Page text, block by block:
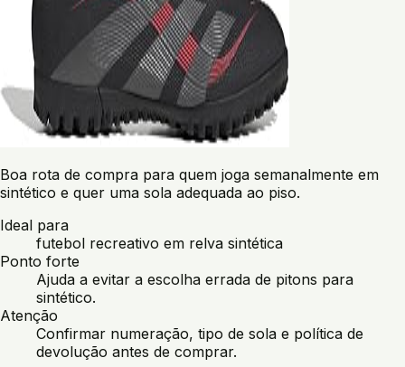
Boa rota de compra para quem joga semanalmente em
sintético e quer uma sola adequada ao piso.
Ideal para
futebol recreativo em relva sintética
Ponto forte
Ajuda a evitar a escolha errada de pitons para
sintético.
Atenção
Confirmar numeração, tipo de sola e política de
devolução antes de comprar.